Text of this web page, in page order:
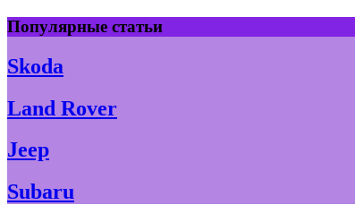
Skip
to
content
Популярные статьи
Skoda
Land Rover
Jeep
Subaru